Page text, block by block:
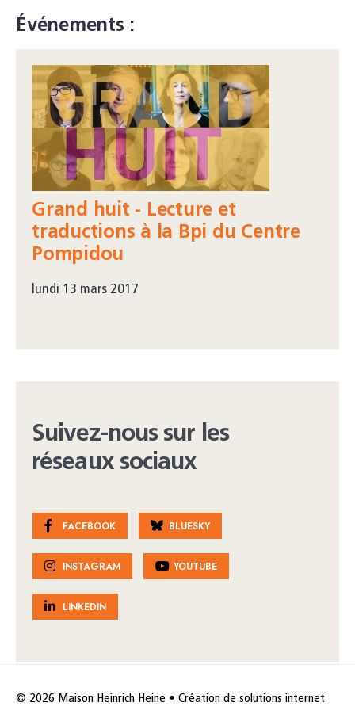
Événements :
Grand huit - Lecture et
traductions à la Bpi du Centre
Pompidou
lundi 13 mars 2017
Suivez-nous sur les
réseaux sociaux
FACEBOOK BLUESKY
INSTAGRAM YOUTUBE
LINKEDIN
© 2026 Maison Heinrich Heine • Création de solutions internet